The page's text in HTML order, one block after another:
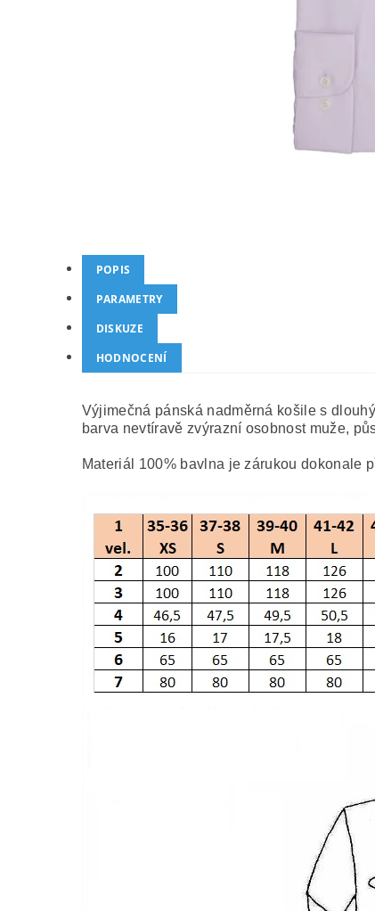
POPIS
PARAMETRY
DISKUZE
HODNOCENÍ
Výjimečná pánská nadměrná košile s
barva nevtíravě zvýrazní osobnost muže,
Materiál 100% bavlna je zárukou dokonale